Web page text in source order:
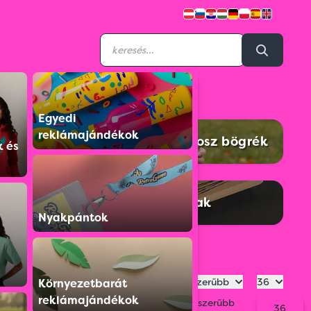
és
Egyedi
reklámajándékok
Nyakpántok
Környezetbarát
reklámajándékok
Termoszok és termosz bögrék
Szívószálak
Legnépszerűbb
Legnépszerűbb
36
36